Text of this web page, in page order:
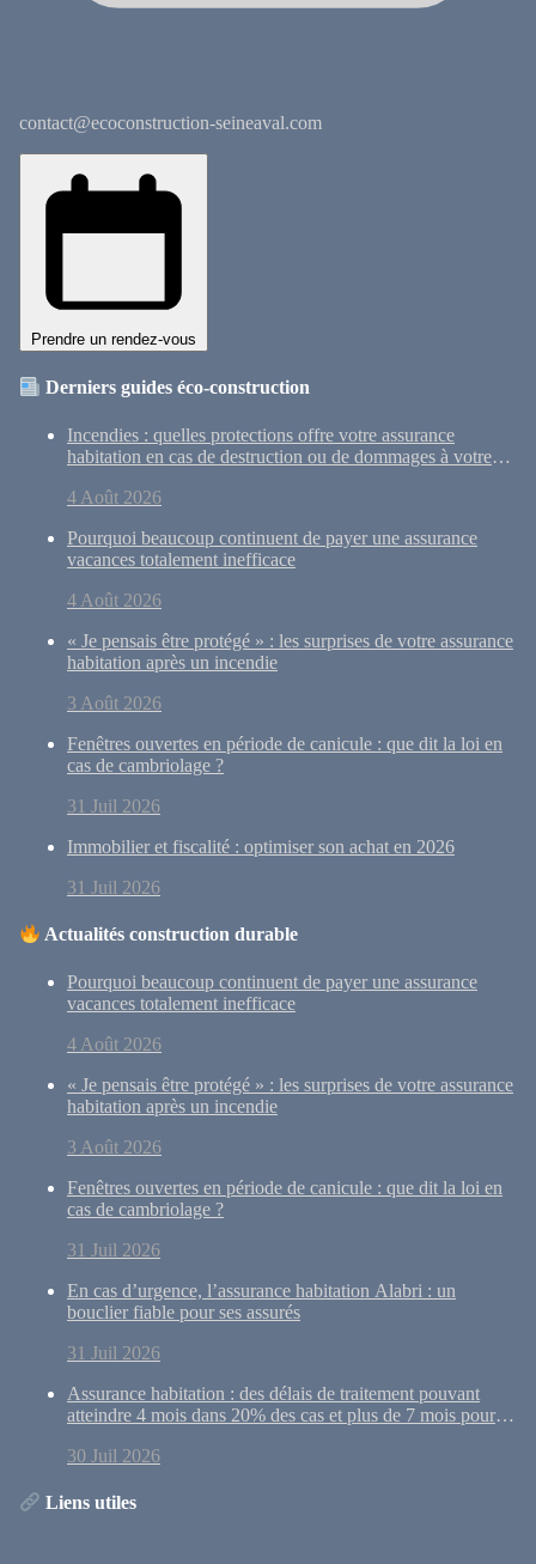
contact@ecoconstruction-seineaval.com
Prendre un rendez-vous
Derniers guides éco-construction
Incendies : quelles protections offre votre assurance
habitation en cas de destruction ou de dommages à votre
4 Août 2026
Pourquoi beaucoup continuent de payer une assurance
vacances totalement inefficace
4 Août 2026
« Je pensais être protégé » : les surprises de votre assurance
habitation après un incendie
3 Août 2026
Fenêtres ouvertes en période de canicule : que dit la loi en
cas de cambriolage ?
31 Juil 2026
Immobilier et fiscalité : optimiser son achat en 2026
31 Juil 2026
Actualités construction durable
Pourquoi beaucoup continuent de payer une assurance
vacances totalement inefficace
4 Août 2026
« Je pensais être protégé » : les surprises de votre assurance
habitation après un incendie
3 Août 2026
Fenêtres ouvertes en période de canicule : que dit la loi en
cas de cambriolage ?
31 Juil 2026
En cas d’urgence, l’assurance habitation Alabri : un
bouclier fiable pour ses assurés
31 Juil 2026
Assurance habitation : des délais de traitement pouvant
atteindre 4 mois dans 20% des cas et plus de 7 mois pour
30 Juil 2026
Liens utiles